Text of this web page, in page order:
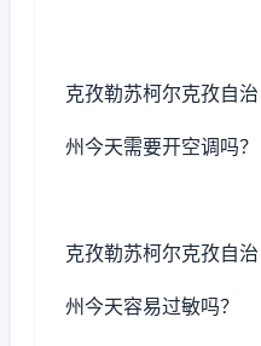
克孜勒苏柯尔克孜自治
州今天需要开空调吗？
克孜勒苏柯尔克孜自治
州今天容易过敏吗？